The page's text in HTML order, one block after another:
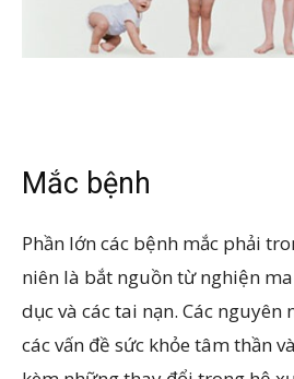
Mắc bệnh
Phần lớn các bệnh mắc phải
niên là bắt nguồn từ nghiện
dục và các tai nạn. Các nguyên
các vấn đề sức khỏe tâm thần